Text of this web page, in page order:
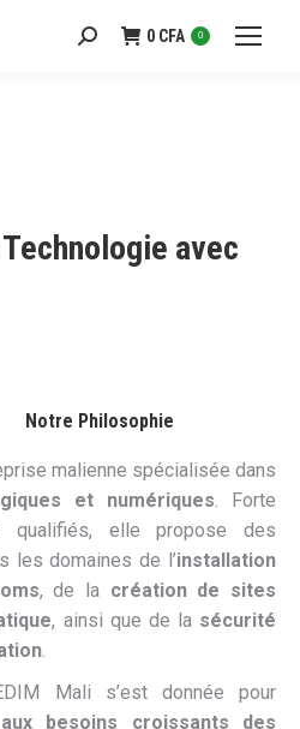
Recherche
0 CFA 0
avec
Notre Philosophie
malienne spécialisée dans
et numériques. Forte
qualifiés, elle propose des
les domaines de l’installation
, de la création de sites
, ainsi que de la sécurité
.
Mali s’est donnée pour
besoins croissants des